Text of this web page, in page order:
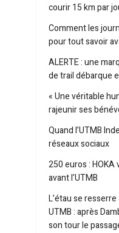
courir 15 km par
Comment les
pour tout savoir
ALERTE : une
de trail débarque
« Une véritable
rajeunir ses
Quand l’UTMB
réseaux sociaux
250 euros : HOKA
avant l’UTMB
L’étau se
UTMB : après
son tour le